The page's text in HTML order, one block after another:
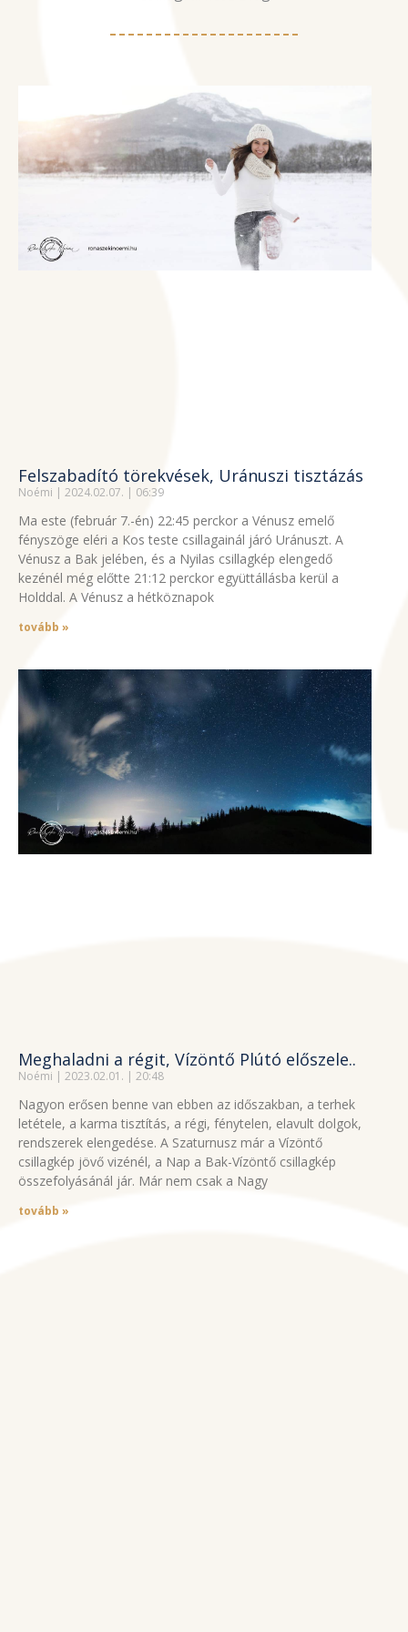
Felszabadító törekvések, Uránuszi tisztázás
Noémi 2024.02.07. 06:39
Ma este (február 7.-én) 22:45 perckor a Vénusz emelő
fényszöge eléri a Kos teste csillagainál járó Uránuszt. A
Vénusz a Bak jelében, és a Nyilas csillagkép elengedő
kezénél még előtte 21:12 perckor együttállásba kerül a
Holddal. A Vénusz a hétköznapok
tovább »
Meghaladni a régit, Vízöntő Plútó előszele..
Noémi 2023.02.01. 20:48
Nagyon erősen benne van ebben az időszakban, a terhek
letétele, a karma tisztítás, a régi, fénytelen, elavult dolgok,
rendszerek elengedése. A Szaturnusz már a Vízöntő
csillagkép jövő vizénél, a Nap a Bak-Vízöntő csillagkép
összefolyásánál jár. Már nem csak a Nagy
tovább »